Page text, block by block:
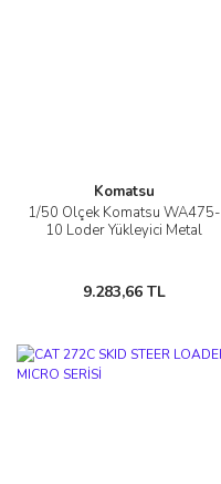
Komatsu
1/50 Ölçek Komatsu WA475-
10 Loder Yükleyici Metal
9.283,66 TL